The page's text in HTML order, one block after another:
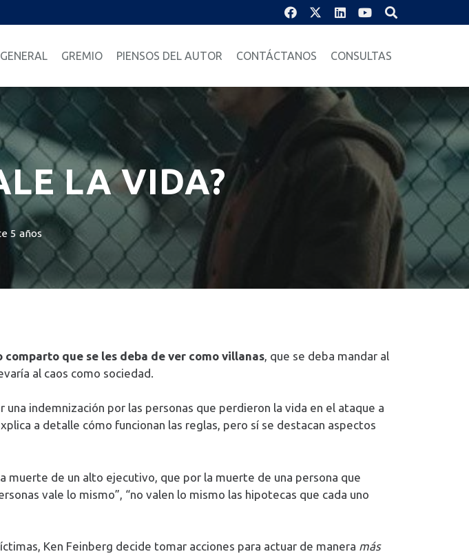
GREMIO PIENSOS DEL AUTOR CONTÁCTANOS CONSULTAS
LA VIDA?
5 años
comparto que se les deba de ver como villanas , que se deba mandar al
al caos como sociedad.
indemnización por las personas que perdieron la vida en el ataque a
a detalle cómo funcionan las reglas, pero sí se destacan aspectos
muerte de un alto ejecutivo, que por la muerte de una persona que
vale lo mismo”, “no valen lo mismo las hipotecas que cada uno
Ken Feinberg decide tomar acciones para actuar de manera más